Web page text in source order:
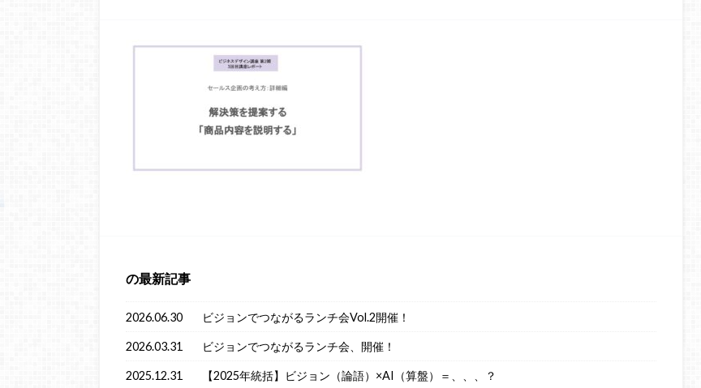
の最新記事
2026.06.30 ビジョンでつながるランチ会Vol.2開催！
2026.03.31 ビジョンでつながるランチ会、開催！
2025.12.31 【2025年統括】ビジョン（論語）×AI（算盤）＝、、、？